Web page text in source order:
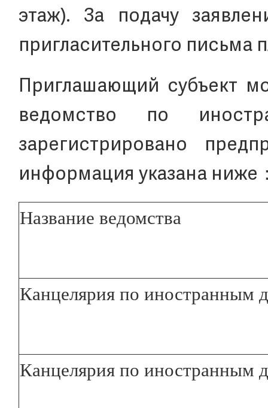
этаж). За подачу
пригласительного письма
Приглашающий субъект
ведомство по
зарегистрировано
информация указана ниже
Название ведомства
Канцелярия по иностранным
Канцелярия по иностранным